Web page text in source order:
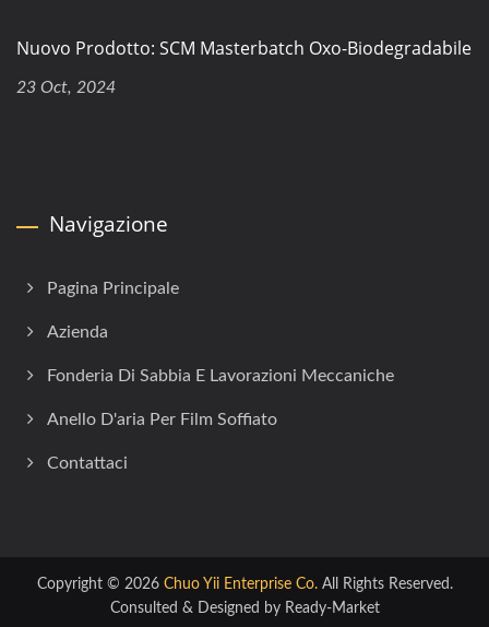
Nuovo Prodotto: SCM Masterbatch Oxo-Biodegradabile
23 Oct, 2024
Navigazione
Pagina Principale
Azienda
Fonderia Di Sabbia E Lavorazioni Meccaniche
Anello D'aria Per Film Soffiato
Contattaci
Copyright © 2026 Chuo Yii Enterprise Co.All Rights Reserved.
Consulted & Designed by Ready-Market